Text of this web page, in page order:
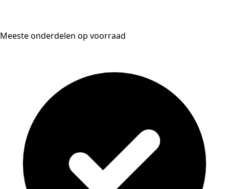
Meeste onderdelen op voorraad